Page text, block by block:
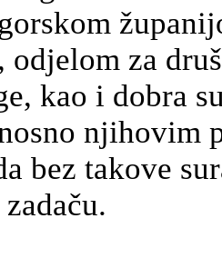
odjelom za
kao i dobra
njihovim
bez takove